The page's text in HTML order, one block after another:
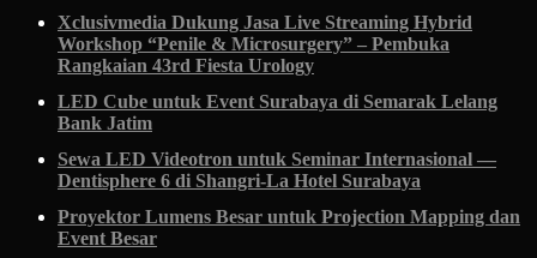
Xclusivmedia Dukung Jasa Live Streaming Hybrid
Workshop “Penile & Microsurgery” – Pembuka
Rangkaian 43rd Fiesta Urology
LED Cube untuk Event Surabaya di Semarak Lelang
Bank Jatim
Sewa LED Videotron untuk Seminar Internasional —
Dentisphere 6 di Shangri-La Hotel Surabaya
Proyektor Lumens Besar untuk Projection Mapping dan
Event Besar